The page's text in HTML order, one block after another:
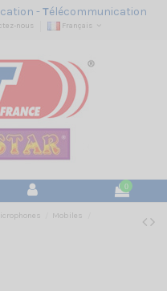
-Télécommunication
nous Français
0
Mobiles